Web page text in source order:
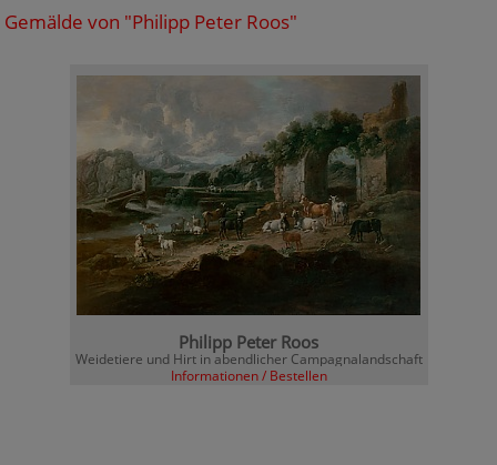
Gemälde von "Philipp Peter Roos"
Philipp Peter Roos
Weidetiere und Hirt in abendlicher Campagnalandschaft
Informationen / Bestellen